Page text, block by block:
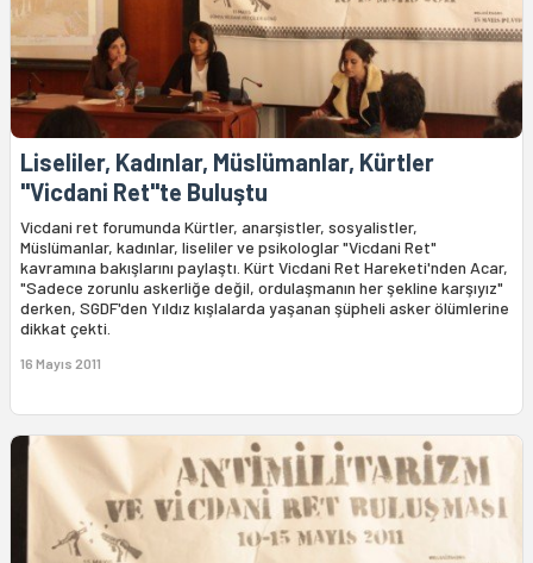
Liseliler, Kadınlar, Müslümanlar, Kürtler
"Vicdani Ret"te Buluştu
Vicdani ret forumunda Kürtler, anarşistler, sosyalistler,
Müslümanlar, kadınlar, liseliler ve psikologlar "Vicdani Ret"
kavramına bakışlarını paylaştı. Kürt Vicdani Ret Hareketi'nden Acar,
"Sadece zorunlu askerliğe değil, ordulaşmanın her şekline karşıyız"
derken, SGDF'den Yıldız kışlalarda yaşanan şüpheli asker ölümlerine
dikkat çekti.
16 Mayıs 2011